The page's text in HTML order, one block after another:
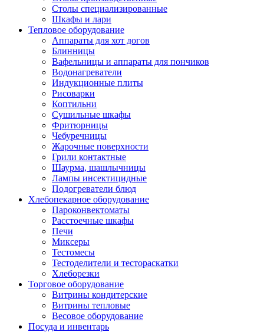
Столы специализированные
Шкафы и лари
Тепловое оборудование
Аппараты для хот догов
Блинницы
Вафельницы и аппараты для пончиков
Водонагреватели
Индукционные плиты
Рисоварки
Коптильни
Сушильные шкафы
Фритюрницы
Чебуречницы
Жарочные поверхности
Грили контактные
Шаурма, шашлычницы
Лампы инсектицидные
Подогреватели блюд
Хлебопекарное оборудование
Пароконвектоматы
Расстоечные шкафы
Печи
Миксеры
Тестомесы
Тестоделители и тестораскатки
Хлеборезки
Торговое оборудование
Витрины кондитерские
Витрины тепловые
Весовое оборудование
Посуда и инвентарь